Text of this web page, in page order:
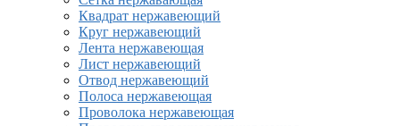
Квадрат нержавеющий
Круг нержавеющий
Лента нержавеющая
Лист нержавеющий
Отвод нержавеющий
Полоса нержавеющая
Проволока нержавеющая